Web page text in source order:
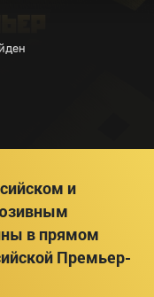
и
в прямом
Премьер-